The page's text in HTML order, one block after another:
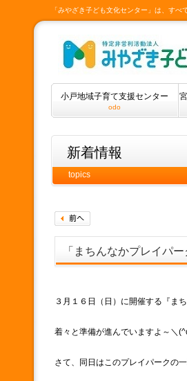
「みやざき子ども文化センター」は、す
小戸地域子育て支援センター
odo
新着情報
topics
「まちんなかプレイパ
３月１６日（日）に開催する『ま
着々と準備が進んでいますよ～＼
さて、同日はこのプレイパークの